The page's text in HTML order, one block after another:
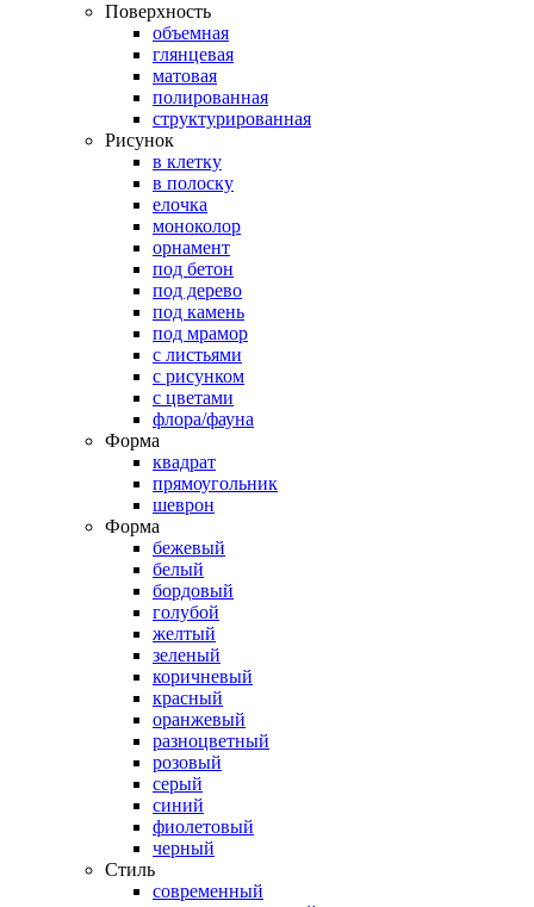
Поверхность
объемная
глянцевая
матовая
полированная
структурированная
Рисунок
в клетку
в полоску
елочка
моноколор
орнамент
под бетон
под дерево
под камень
под мрамор
с листьями
с рисунком
с цветами
флора/фауна
Форма
квадрат
прямоугольник
шеврон
Форма
бежевый
белый
бордовый
голубой
желтый
зеленый
коричневый
красный
оранжевый
разноцветный
розовый
серый
синий
фиолетовый
черный
Стиль
современный